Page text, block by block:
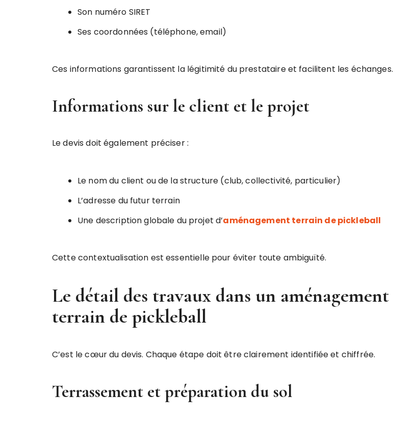
Son numéro SIRET
Ses coordonnées (téléphone, email)
Ces informations garantissent la légitimité du prestataire et facilitent les échanges.
Informations sur le client et le projet
Le devis doit également préciser :
Le nom du client ou de la structure (club, collectivité, particulier)
L’adresse du futur terrain
Une description globale du projet d’aménagement terrain de pickleball
Cette contextualisation est essentielle pour éviter toute ambiguïté.
Le détail des travaux dans un aménagement
terrain de pickleball
C’est le cœur du devis. Chaque étape doit être clairement identifiée et chiffrée.
Terrassement et préparation du sol